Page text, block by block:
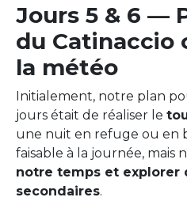
Jours 5 & 6 —
du Catinaccio
la météo
Initialement, notre plan
jours était de réaliser le
une nuit en refuge ou en
faisable à la journée, mais
notre temps et explorer
secondaires.